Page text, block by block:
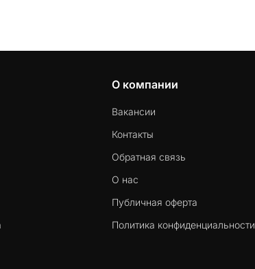
О компании
Вакансии
Контакты
Обратная связь
О нас
Публичная оферта
Политика конфиденциальности